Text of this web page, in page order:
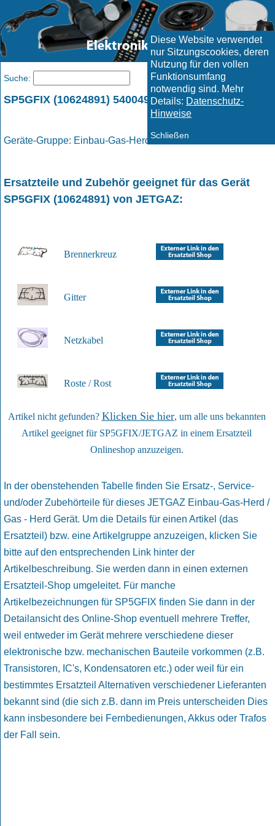
Diese Website verwendet
nur Sitzungscookies, deren
Nutzung für den vollen
Funktionsumfang
notwendig sind. Mehr
Details: Datenschutz-
Hinweise
Schließen
SP5GFIX (10624891) 5400496561 / JETGAZ
Geräte-Gruppe: Einbau-Gas-Herd / Gas - Herd
Ersatzteile und Zubehör geeignet für das Gerät
SP5GFIX (10624891) von JETGAZ:
Brennerkreuz
Gitter
Netzkabel
Roste / Rost
Artikel nicht gefunden? Klicken Sie hier, um alle uns bekannten
Artikel geeignet für SP5GFIX/JETGAZ in einem Ersatzteil
Onlineshop anzuzeigen.
In der obenstehenden Tabelle finden Sie Ersatz-, Service-
und/oder Zubehörteile für dieses JETGAZ Einbau-Gas-Herd /
Gas - Herd Gerät. Um die Details für einen Artikel (das
Ersatzteil) bzw. eine Artikelgruppe anzuzeigen, klicken Sie
bitte auf den entsprechenden Link hinter der
Artikelbeschreibung. Sie werden dann in einen externen
Ersatzteil-Shop umgeleitet. Für manche
Artikelbezeichnungen für SP5GFIX finden Sie dann in der
Detailansicht des Online-Shop eventuell mehrere Treffer,
weil entweder im Gerät mehrere verschiedene dieser
elektronische bzw. mechanischen Bauteile vorkommen (z.B.
Transistoren, IC's, Kondensatoren etc.) oder weil für ein
bestimmtes Ersatzteil Alternativen verschiedener Lieferanten
bekannt sind (die sich z.B. dann im Preis unterscheiden Dies
kann insbesondere bei Fernbedienungen, Akkus oder Trafos
der Fall sein.
Suche: